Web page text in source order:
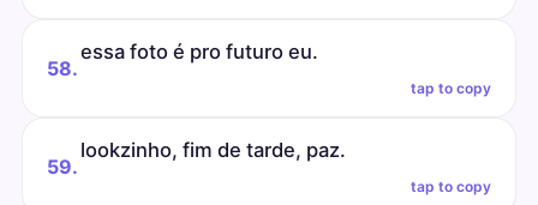
58.
essa foto é pro futuro eu.
tap to copy
59.
lookzinho, fim de tarde, paz.
tap to copy